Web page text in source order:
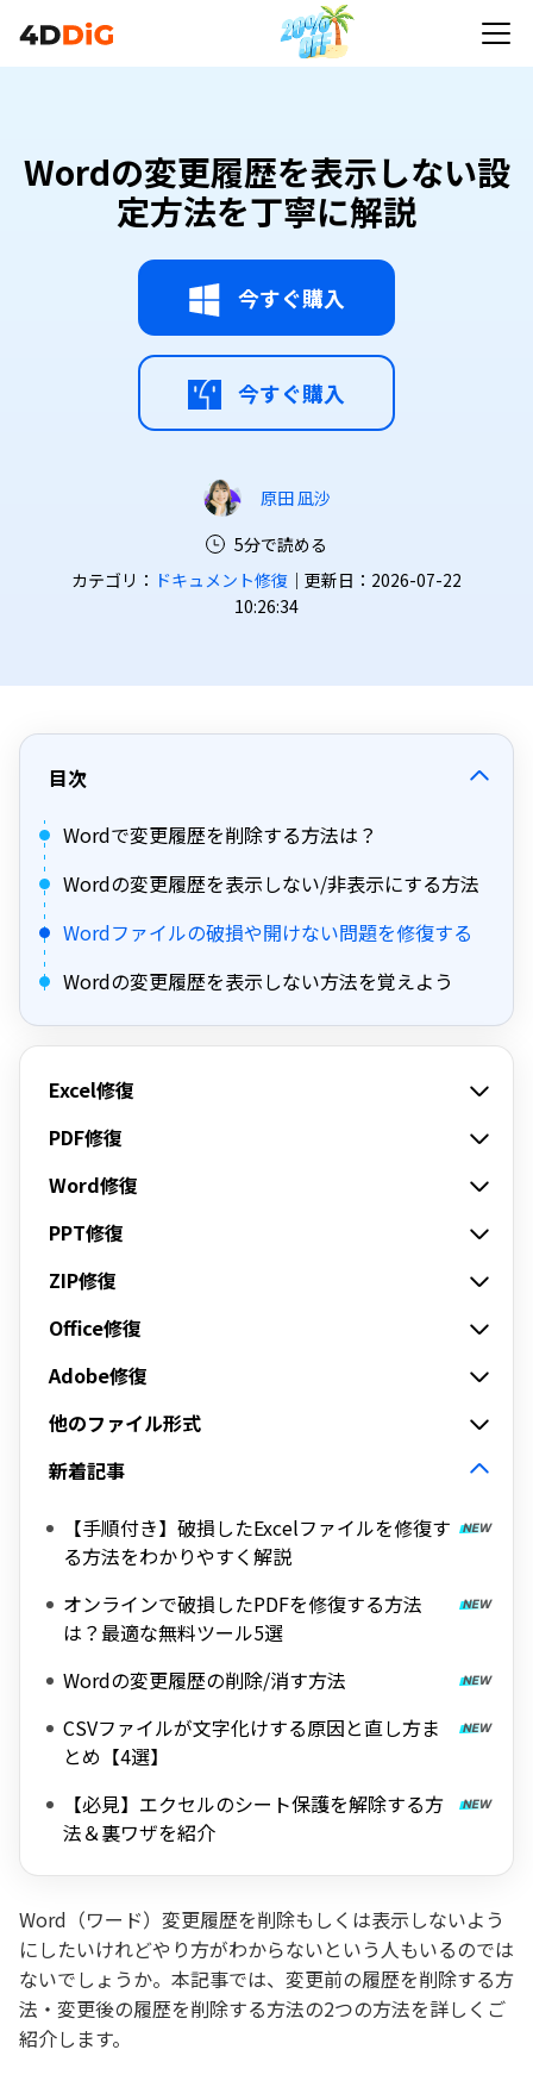
Wordの変更履歴を表示しない設
定方法を丁寧に解説
今すぐ購入
今すぐ購入
原田 凪沙
5分で読める
カテゴリ： ドキュメント修復 ｜更新日：2026-07-22
10:26:34
目次
Wordで変更履歴を削除する方法は？
Wordの変更履歴を表示しない/非表示にする方法
Wordファイルの破損や開けない問題を修復する
Wordの変更履歴を表示しない方法を覚えよう
Excel修復
PDF修復
Word修復
PPT修復
ZIP修復
Office修復
Adobe修復
他のファイル形式
新着記事
【手順付き】破損したExcelファイルを修復す
る方法をわかりやすく解説
オンラインで破損したPDFを修復する方法
は？最適な無料ツール5選
Wordの変更履歴の削除/消す方法
CSVファイルが文字化けする原因と直し方ま
とめ【4選】
【必見】エクセルのシート保護を解除する方
法＆裏ワザを紹介
Word（ワード）変更履歴を削除もしくは表示しないよう
にしたいけれどやり方がわからないという人もいるのでは
ないでしょうか。本記事では、変更前の履歴を削除する方
法・変更後の履歴を削除する方法の2つの方法を詳しくご
紹介します。